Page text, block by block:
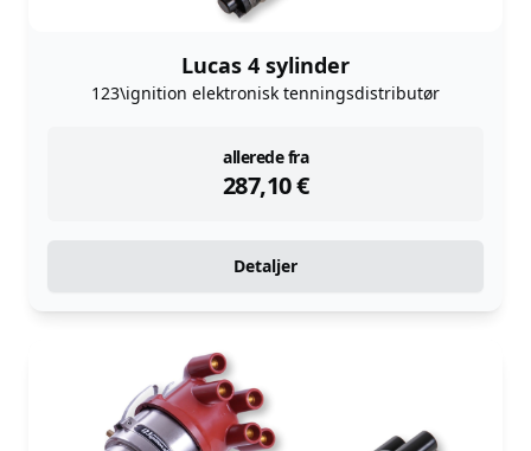
Lucas 4 sylinder
123\ignition elektronisk tenningsdistributør
allerede fra
287,10€
instock
Detaljer